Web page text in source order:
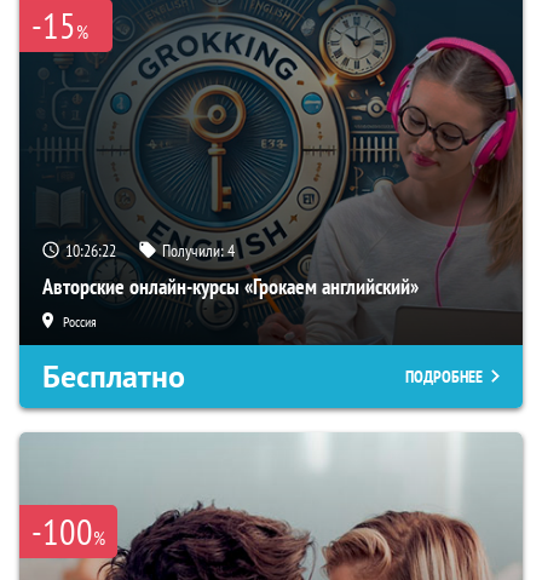
-15%
10:26:21 Получили:4
Авторские онлайн-курсы «Грокаем английский»
Россия
Бесплатно ПОДРОБНЕЕ
-100%